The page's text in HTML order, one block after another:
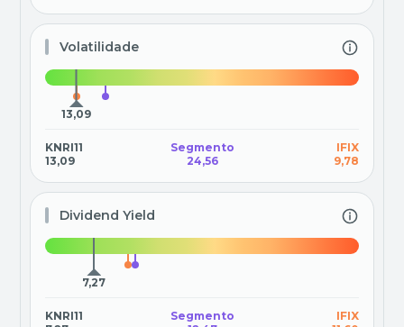
Volatilidade
13,09
KNRI11
13,09
Segmento
24,56
IFIX
9,78
Dividend Yield
7,27
KNRI11
Segmento
IFIX